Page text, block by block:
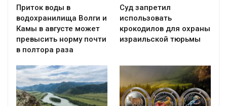
Приток воды в
водохранилища Волги и
Камы в августе может
превысить норму почти
в полтора раза
Суд запретил
использовать
крокодилов для охраны
израильской тюрьмы